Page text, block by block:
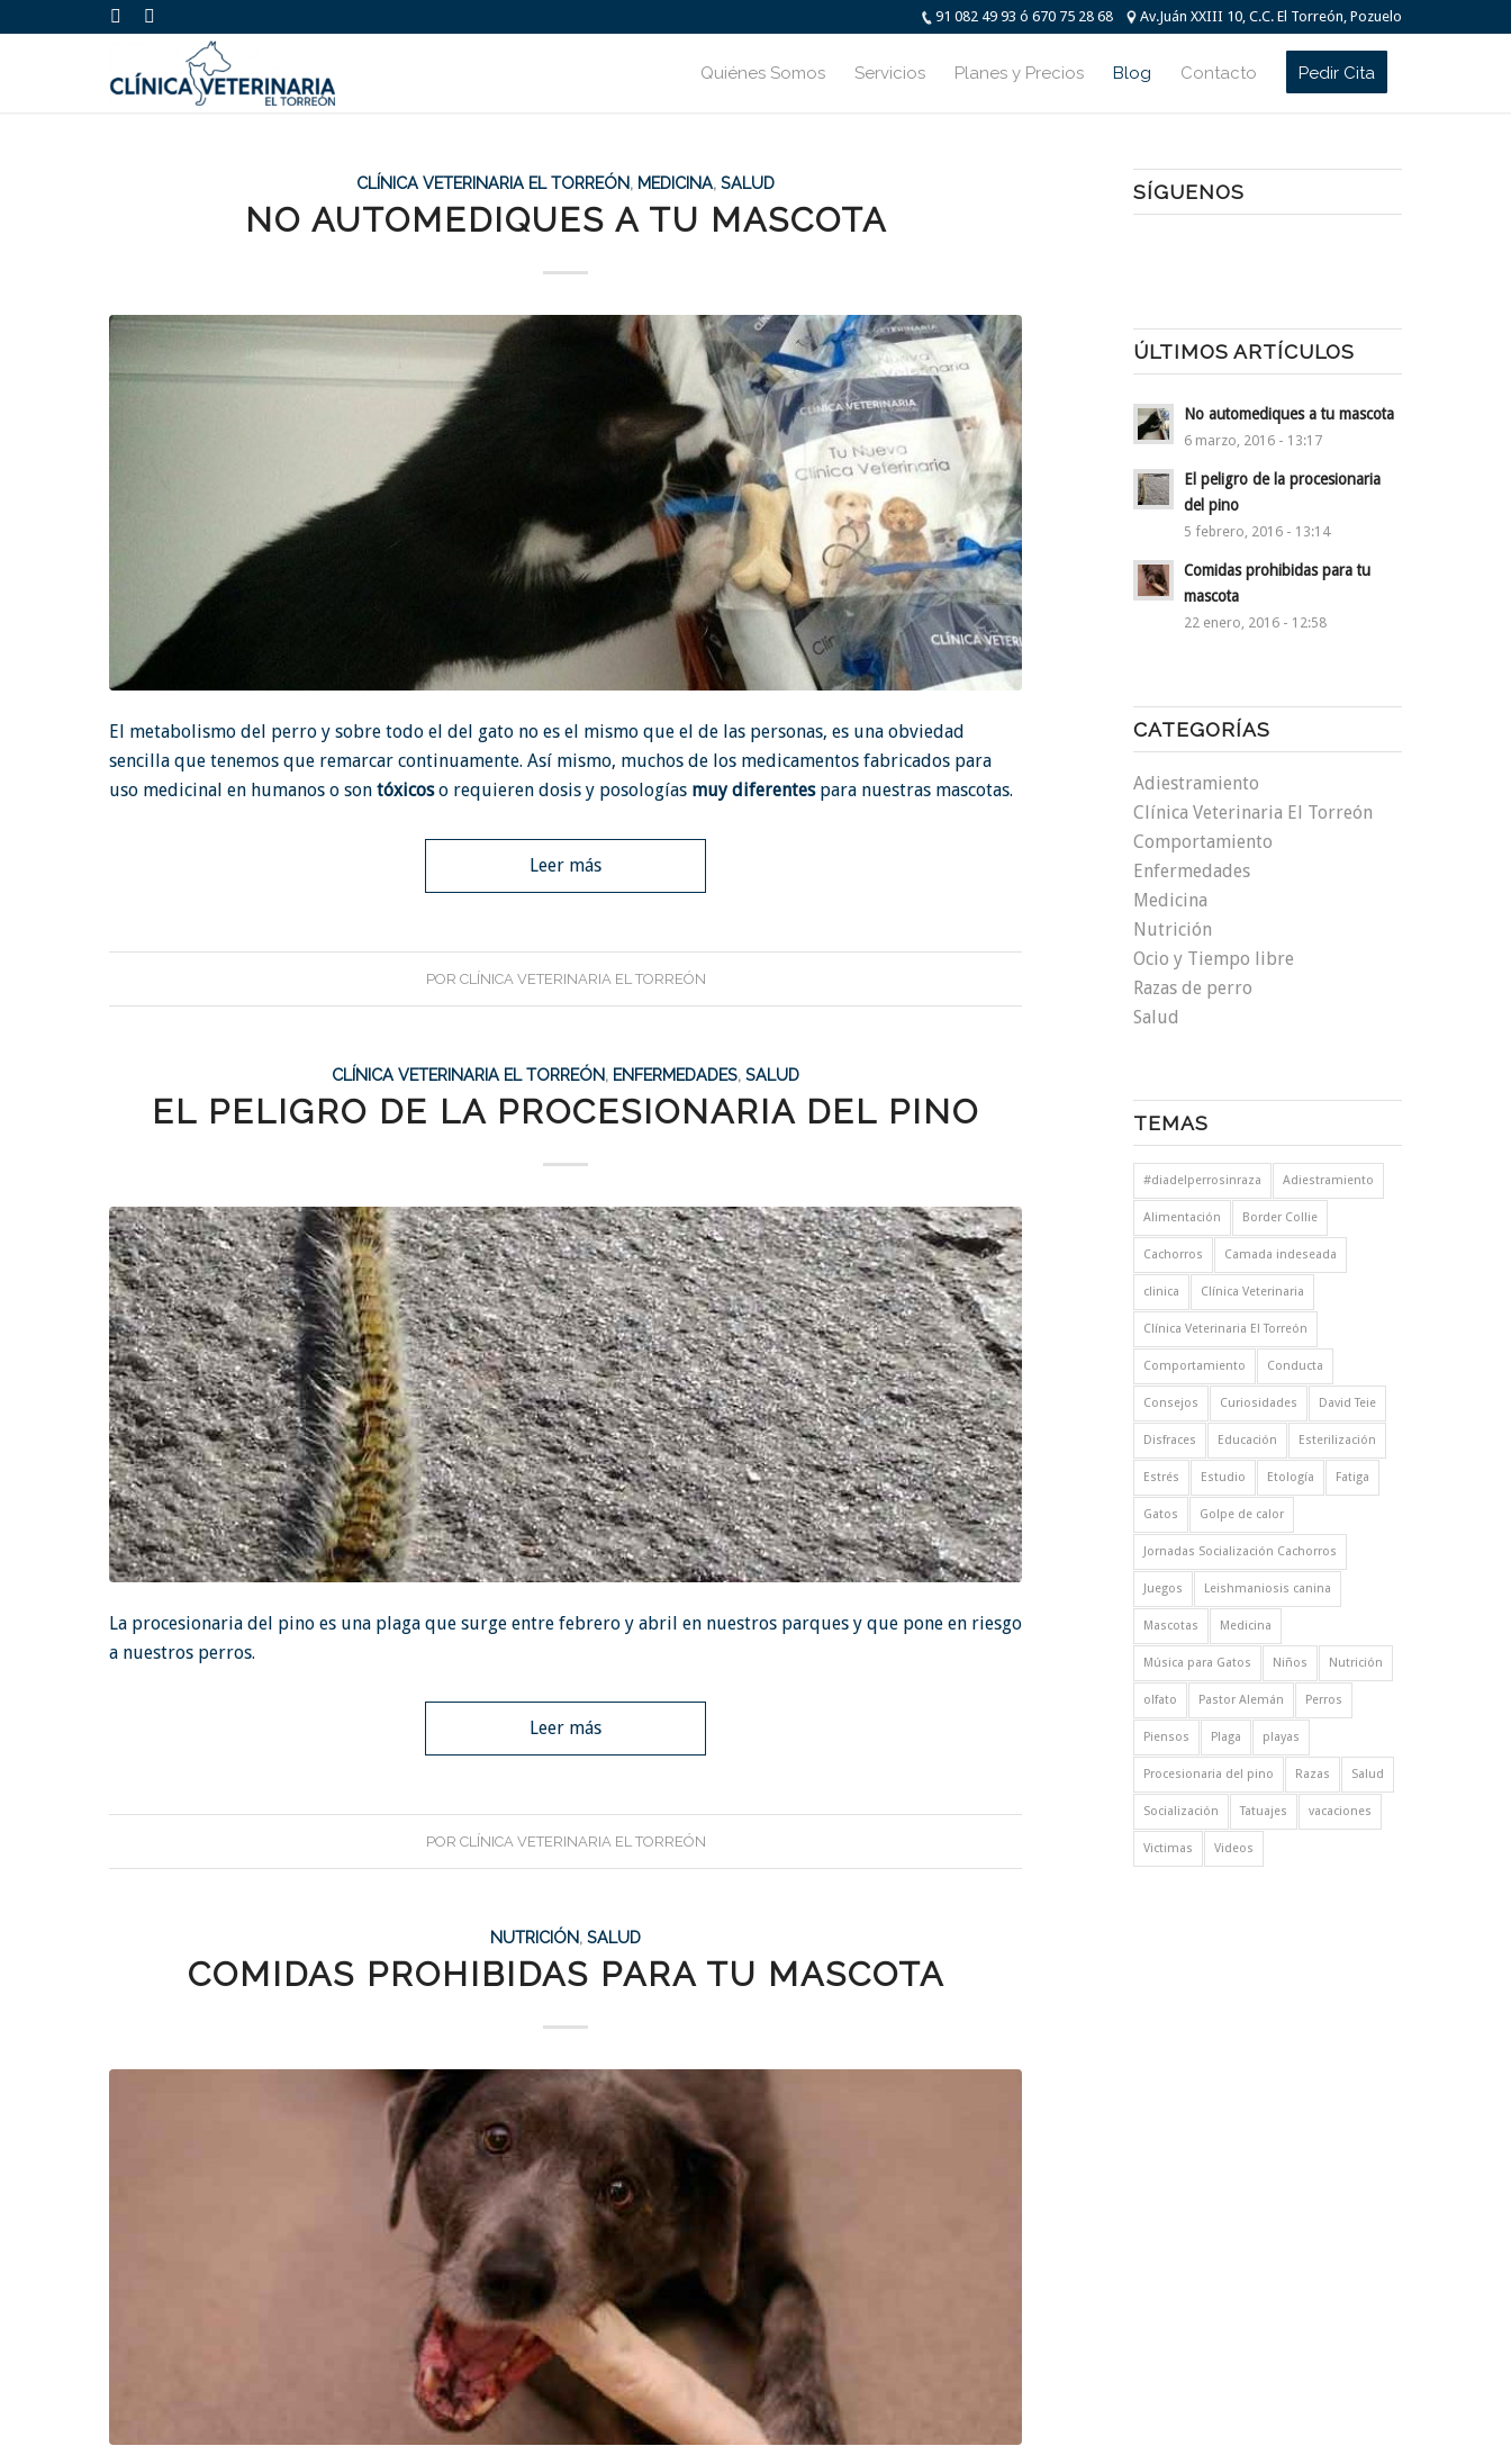
91 082 49 93 ó 670 75 28 68 Av.Juán XXIII 10, C.C. El Torreón, Pozuelo
Quiénes Somos Servicios Planes y Precios Blog Contacto Pedir Cita
CLÍNICA VETERINARIA EL TORREÓN, MEDICINA,SALUD
NO AUTOMEDIQUES A TU MASCOTA
El metabolismo del perro y sobre todo el del gato no es el mismo que el de las personas, es una obviedad
sencilla que tenemos que remarcar continuamente. Así mismo, muchos de los medicamentos fabricados para
uso medicinal en humanos o sontóxicoso requieren dosis y posologías muy diferentespara nuestras mascotas.
Leer más
POR CLÍNICA VETERINARIA EL TORREÓN
CLÍNICA VETERINARIA EL TORREÓN, ENFERMEDADES,SALUD
EL PELIGRO DE LA PROCESIONARIA DEL PINO
La procesionaria del pino es una plagaque surge entre febrero y abril en nuestros parques y que pone en riesgo
a nuestros perros.
Leer más
POR CLÍNICA VETERINARIA EL TORREÓN
NUTRICIÓN,SALUD
COMIDAS PROHIBIDAS PARA TU MASCOTA
SÍGUENOS
ÚLTIMOS ARTÍCULOS
No automediques a tu mascota
6 marzo, 2016 - 13:17
El peligro de la procesionaria
del pino
5 febrero, 2016 - 13:14
Comidas prohibidas para tu
mascota
22 enero, 2016 - 12:58
CATEGORÍAS
Adiestramiento
Clínica Veterinaria El Torreón
Comportamiento
Enfermedades
Medicina
Nutrición
Ocio y Tiempo libre
Razas de perro
Salud
TEMAS
#diadelperrosinraza Adiestramiento
Alimentación Border Collie
Cachorros Camada indeseada
clinica Clínica Veterinaria
Clínica Veterinaria El Torreón
Comportamiento Conducta
Consejos Curiosidades David Teie
Disfraces Educación Esterilización
Estrés Estudio Etología Fatiga
Gatos Golpe de calor
Jornadas Socialización Cachorros
Juegos Leishmaniosis canina
Mascotas Medicina
Música para Gatos Niños Nutrición
olfato Pastor Alemán Perros
Piensos Plaga playas
Procesionaria del pino Razas Salud
Socialización Tatuajes vacaciones
Victimas Videos